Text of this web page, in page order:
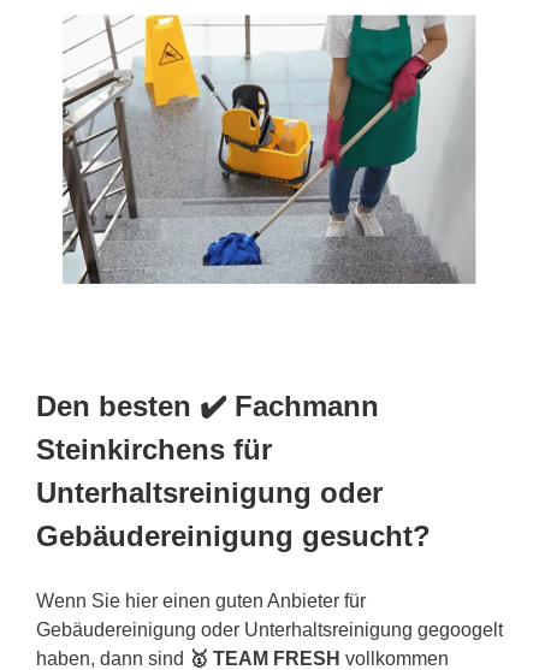
Den besten ✔️ Fachmann
Steinkirchens für
Unterhaltsreinigung oder
Gebäudereinigung gesucht?
Wenn Sie hier einen guten Anbieter für
Gebäudereinigung oder Unterhaltsreinigung gegoogelt
haben, dann sind 🥇 TEAM FRESH vollkommen